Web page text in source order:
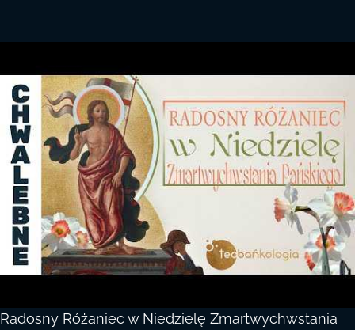
Radosny Różaniec w Niedzielę Zmartwychwstania